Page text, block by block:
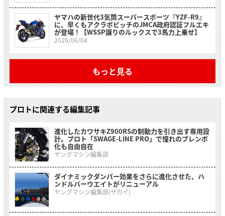
ヤマハの新世代3気筒スーパースポーツ『YZF-R9』
に、早くもアクラポビッチのJMCA政府認証フルエキ
が登場！【WSSP譲りのルックスで3馬力上乗せ】
2026/06/04
もっと見る
プロトに関連する編集記事
進化したカワサキZ900RSの制動力を引き出す専用設
計。プロト「SWAGE-LINE PRO」で憧れのブレンボ
化も自由自在
ヤングマシン編集部
ダイナミックダンパー効果をさらに進化させた、ハ
ンドルバーウエイトがリニューアル
ヤングマシン編集部(サカイ)